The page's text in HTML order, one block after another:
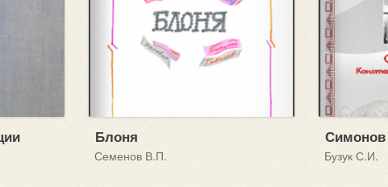
Блоня
Семенов В.П. Бузук С.И.